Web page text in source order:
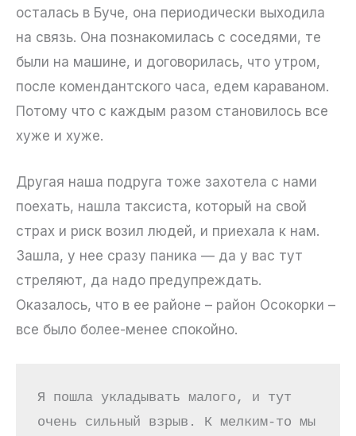
осталась в Буче, она периодически выходила
на связь. Она познакомилась с соседями, те
были на машине, и договорилась, что утром,
после комендантского часа, едем караваном.
Потому что с каждым разом становилось все
хуже и хуже.
Другая наша подруга тоже захотела с нами
поехать, нашла таксиста, который на свой
страх и риск возил людей, и приехала к нам.
Зашла, у нее сразу паника — да у вас тут
стреляют, да надо предупреждать.
Оказалось, что в ее районе – район Осокорки –
все было более-менее спокойно.
Я пошла укладывать малого, и тут
очень сильный взрыв. К мелким-то мы